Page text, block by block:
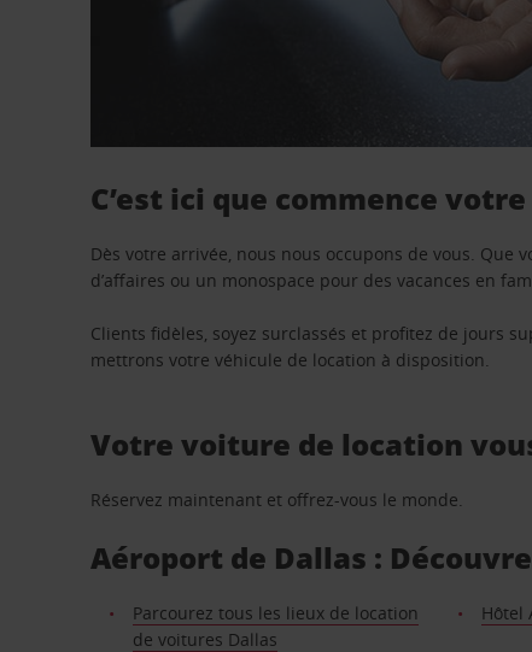
C’est ici que commence
Dès votre arrivée, nous nous occupons de vous.
d’affaires ou un monospace pour des vacances en
Clients fidèles, soyez surclassés et profitez de jours
mettrons votre véhicule de location à disposition.
Votre voiture de location
Réservez maintenant et offrez-vous le monde.
Aéroport de Dallas :
Parcourez tous les lieux de location
de voitures Dallas
Hôtel